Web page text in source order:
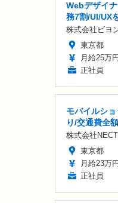
Webデザイ
務7割/UI/UX
株式会社ビヨ
東京都
月給25万
正社員
モバイルシ
り/交通費全
株式会社NECT
東京都
月給23万
正社員